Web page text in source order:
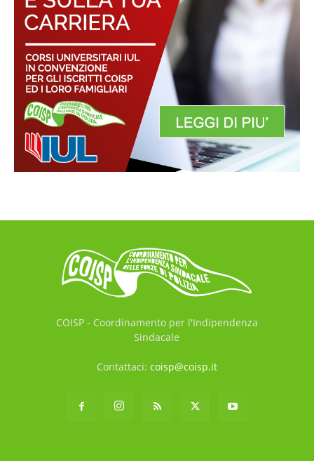
COISP - Coordinamento per l'Indipendenza
Sindacale
Contattaci: coisp@coisp.it